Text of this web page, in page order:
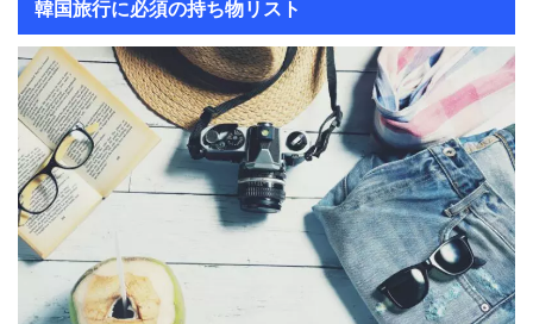
韓国旅行に必須の持ち物リスト